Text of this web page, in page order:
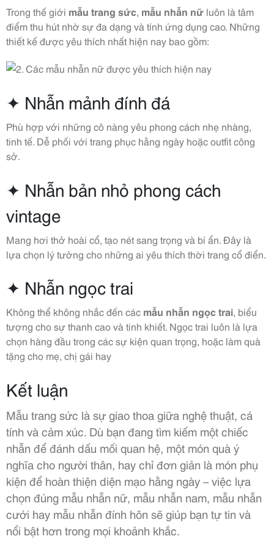
Trong thế giới mẫu trang sức, mẫu nhẫn nữ luôn là tâm
điểm thu hút nhờ sự đa dạng và tính ứng dụng cao. Những
thiết kế được yêu thích nhất hiện nay bao gồm:
✦ Nhẫn mảnh đính đá
Phù hợp với những cô nàng yêu phong cách nhẹ nhàng,
tinh tế. Dễ phối với trang phục hằng ngày hoặc outfit công
sở.
✦ Nhẫn bản nhỏ phong cách
vintage
Mang hơi thở hoài cổ, tạo nét sang trọng và bí ẩn. Đây là
lựa chọn lý tưởng cho những ai yêu thích thời trang cổ điển.
✦ Nhẫn ngọc trai
Không thể không nhắc đến các mẫu nhẫn ngọc trai, biểu
tượng cho sự thanh cao và tinh khiết. Ngọc trai luôn là lựa
chọn hàng đầu trong các sự kiện quan trọng, hoặc làm quà
tặng cho mẹ, chị gái hay
Kết luận
Mẫu trang sức là sự giao thoa giữa nghệ thuật, cá
tính và cảm xúc. Dù bạn đang tìm kiếm một chiếc
nhẫn để đánh dấu mối quan hệ, một món quà ý
nghĩa cho người thân, hay chỉ đơn giản là món phụ
kiện để hoàn thiện diện mạo hằng ngày – việc lựa
chọn đúng mẫu nhẫn nữ, mẫu nhẫn nam, mẫu nhẫn
cưới hay mẫu nhẫn đính hôn sẽ giúp bạn tự tin và
nổi bật hơn trong mọi khoảnh khắc.